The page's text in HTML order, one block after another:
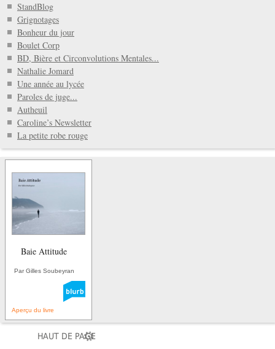
StandBlog
Grignotages
Bonheur du jour
Boulet Corp
BD, Bière et Circonvolutions Mentales...
Nathalie Jomard
Une année au lycée
Paroles de juge...
Autheuil
Caroline’s Newsletter
La petite robe rouge
Baie Attitude
Par Gilles Soubeyran
Aperçu du livre
HAUT DE PAGE